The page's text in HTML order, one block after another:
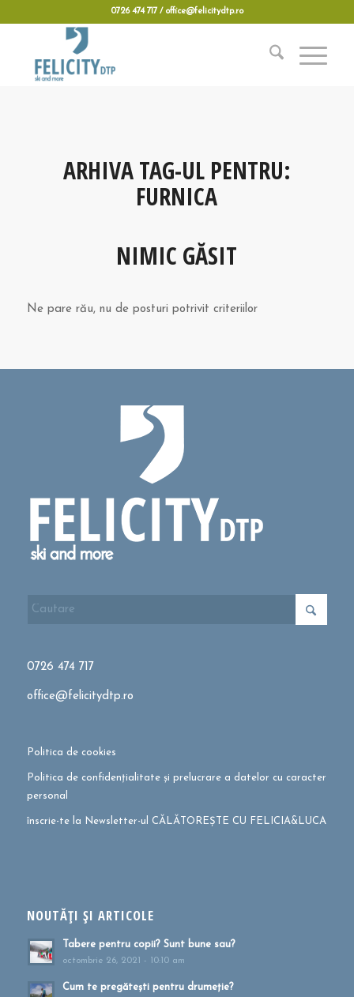
0726 474 717 / office@felicitydtp.ro
ARHIVA TAG-UL PENTRU:
FURNICA
NIMIC GĂSIT
Ne pare rău, nu de posturi potrivit criteriilor
0726 474 717
office@felicitydtp.ro
Politica de cookies
Politica de confidențialitate și prelucrare a datelor cu caracter
personal
înscrie-te la Newsletter-ul CĂLĂTOREȘTE CU FELICIA&LUCA
NOUTĂȚI ȘI ARTICOLE
Tabere pentru copii? Sunt bune sau?
octombrie 26, 2021 - 10:10 am
Cum te pregătești pentru drumeție?